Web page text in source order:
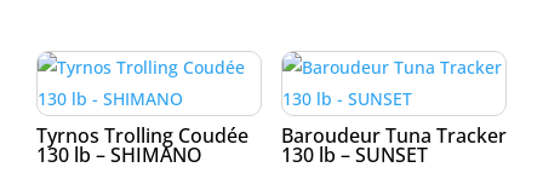
Tyrnos Trolling Coudée
130 lb – SHIMANO
Baroudeur Tuna Tracker
130 lb – SUNSET